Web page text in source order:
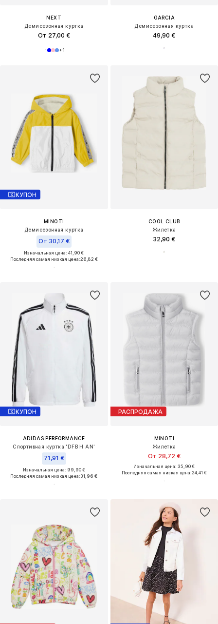
NEXT
Демисезонная куртка
От 27,00 €
+1
GARCIA
Демисезонная куртка
49,90 €
КУПОН
MINOTI
Демисезонная куртка
От 30,17 €
Изначальная цена: 41,90 €
Последняя самая низкая цена:26,82 €
COOL CLUB
Жилетка
32,90 €
КУПОН
ADIDAS PERFORMANCE
Спортивная куртка 'DFB H AN'
71,91 €
Изначальная цена: 99,90 €
Последняя самая низкая цена:31,96 €
РАСПРОДАЖА
MINOTI
Жилетка
От 28,72 €
Изначальная цена: 35,90 €
Последняя самая низкая цена:24,41 €